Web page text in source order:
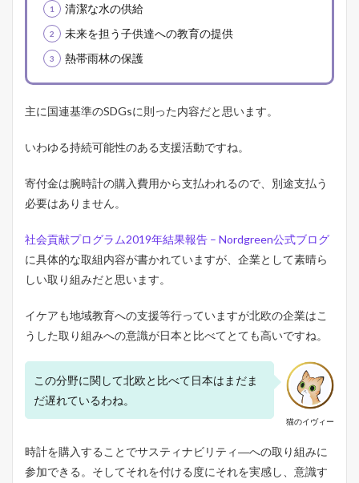
清潔な水の供給
未来を担う子供達への教育の提供
熱帯雨林の保護
主に国連基準のSDGsに則った内容だと思います。
いわゆる持続可能性のある支援活動ですね。
寄付金は腕時計の購入費用から支払われるので、別途支払う
必要はありません。
社会貢献プログラム2019年結果報告 – Nordgreen公式ブログ
に具体的な取組内容が書かれていますが、企業として素晴ら
しい取り組みだと思います。
イケアも地域教育への支援等行っていますが北欧の企業はこ
うした取り組みへの意識が日本と比べてとても高いですね。
猫のイヴィー
この分野に関して北欧と比べて日本はまだま
だ遅れているわね。
時計を購入することでサスティナビリティ―への取り組みに
参加できる。そしてそれを付ける度にそれを実感し、意識す